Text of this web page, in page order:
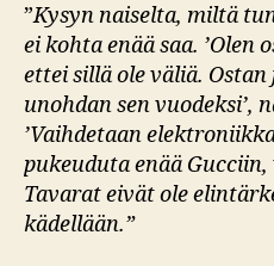
”Kysyn naiselta, miltä
ei kohta enää saa. ’Olen
ettei sillä ole väliä.
unohdan sen vuodeksi’,
’Vaihdetaan
pukeuduta enää
Tavarat eivät ole
kädellään.”